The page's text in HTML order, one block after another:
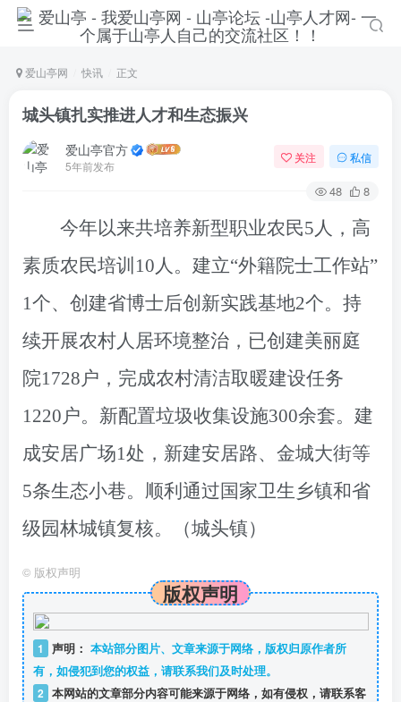
爱山亭网 快讯 正文
城头镇扎实推进人才和生态振兴
爱山亭官方
5年前发布
关注 私信
48 8
今年以来共培养新型职业农民5人，高
素质农民培训10人。建立“外籍院士工作站”
1个、创建省博士后创新实践基地2个。 持
续开展农村人居环境整治，已创建美丽庭
院1728户，完成农村清洁取暖建设任务
1220户。新配置垃圾收集设施300余套。 建
成安居广场1处，新建安居路、金城大街等
5条生态小巷。顺利通过国家卫生乡镇和省
级园林城镇复核。（城头镇）
© 版权声明
版权声明
1 声明： 本站部分图片、文章来源于网络，版权归原作者所
有，如侵犯到您的权益，请联系我们及时处理。
2 本网站的文章部分内容可能来源于网络，如有侵权，请联系客